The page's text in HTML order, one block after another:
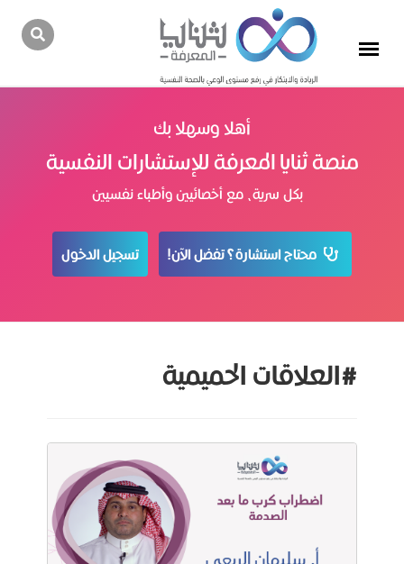
أهلا وسهلا بك
منصة ثنايا المعرفة للإستشارات النفسية
بكل سرية، مع أخصائيين وأطباء نفسيين
محتاج استشارة؟ تفضل الآن! تسجيل الدخول
#العلاقات الحمیمیة